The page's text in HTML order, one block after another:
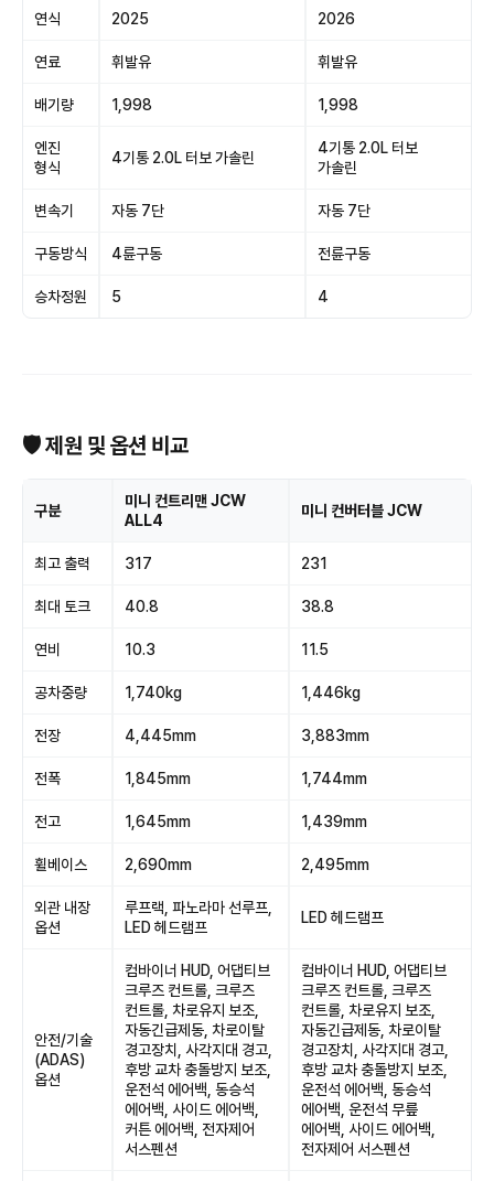
연식 2025 2026
연료 휘발유 휘발유
배기량 1,998 1,998
엔진
형식
4기통 2.0L 터보 가솔린
4기통 2.0L 터보
가솔린
변속기 자동 7단 자동 7단
구동방식 4륜구동 전륜구동
승차정원 5 4
🛡 제원 및 옵션 비교
구분
미니 컨트리맨 JCW
ALL4
미니 컨버터블 JCW
최고 출력 317 231
최대 토크 40.8 38.8
연비 10.3 11.5
공차중량 1,740kg 1,446kg
전장 4,445mm 3,883mm
전폭 1,845mm 1,744mm
전고 1,645mm 1,439mm
휠베이스 2,690mm 2,495mm
외관 내장
옵션
루프랙, 파노라마 선루프,
LED 헤드램프
LED 헤드램프
안전/기술
(ADAS)
옵션
컴바이너 HUD, 어댑티브
크루즈 컨트롤, 크루즈
컨트롤, 차로유지 보조,
자동긴급제동, 차로이탈
경고장치, 사각지대 경고,
후방 교차 충돌방지 보조,
운전석 에어백, 동승석
에어백, 사이드 에어백,
커튼 에어백, 전자제어
서스펜션
컴바이너 HUD, 어댑티브
크루즈 컨트롤, 크루즈
컨트롤, 차로유지 보조,
자동긴급제동, 차로이탈
경고장치, 사각지대 경고,
후방 교차 충돌방지 보조,
운전석 에어백, 동승석
에어백, 운전석 무릎
에어백, 사이드 에어백,
전자제어 서스펜션